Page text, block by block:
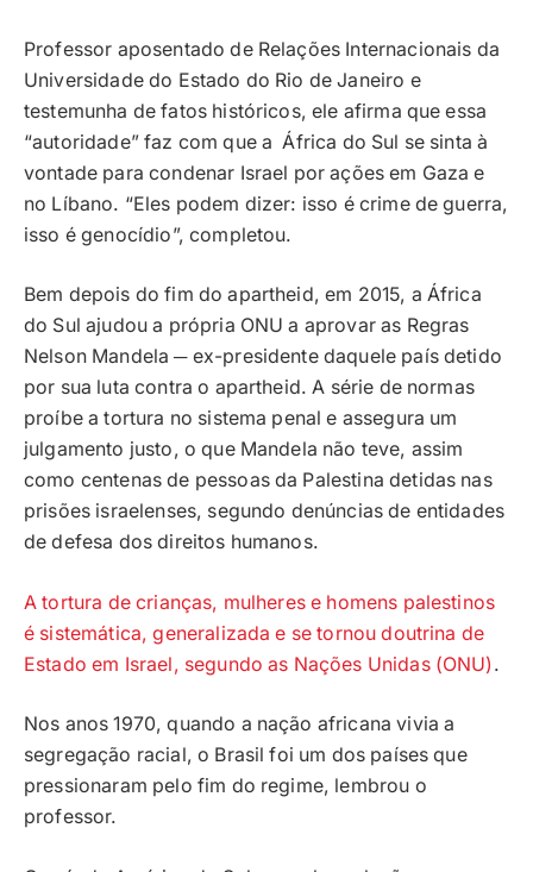
Professor aposentado de Relações Internacionais da
Universidade do Estado do Rio de Janeiro e
testemunha de fatos históricos, ele afirma que essa
“autoridade” faz com que a África do Sul se sinta à
vontade para condenar Israel por ações em Gaza e
no Líbano. “Eles podem dizer: isso é crime de guerra,
isso é genocídio”, completou.
Bem depois do fim do apartheid, em 2015, a África
do Sul ajudou a própria ONU a aprovar as Regras
Nelson Mandela ─ ex-presidente daquele país detido
por sua luta contra o apartheid. A série de normas
proíbe a tortura no sistema penal e assegura um
julgamento justo, o que Mandela não teve, assim
como centenas de pessoas da Palestina detidas nas
prisões israelenses, segundo denúncias de entidades
de defesa dos direitos humanos.
A tortura de crianças, mulheres e homens palestinos
é sistemática, generalizada e se tornou doutrina de
Estado em Israel, segundo as Nações Unidas (ONU) .
Nos anos 1970, quando a nação africana vivia a
segregação racial, o Brasil foi um dos países que
pressionaram pelo fim do regime, lembrou o
professor.